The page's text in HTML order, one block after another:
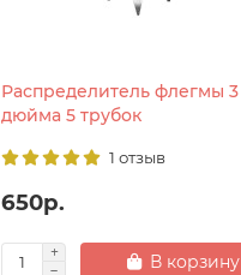
Распределитель флегмы 3
дюйма 5 трубок
1 отзыв
650р.
В корзину